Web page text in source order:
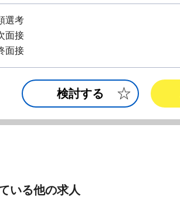
選考
面接
面接
検討する
いる他の求人